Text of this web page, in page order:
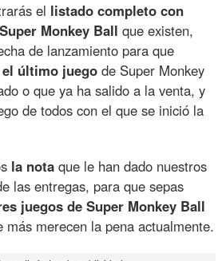
el listado completo con
Monkey Ball que existen,
de lanzamiento para que
último juego de Super Monkey
o que ya ha salido a la venta, y
de todos con el que se inició la
la nota que le han dado nuestros
las entregas, para que sepas
juegos de Super Monkey Ball
merecen la pena actualmente.